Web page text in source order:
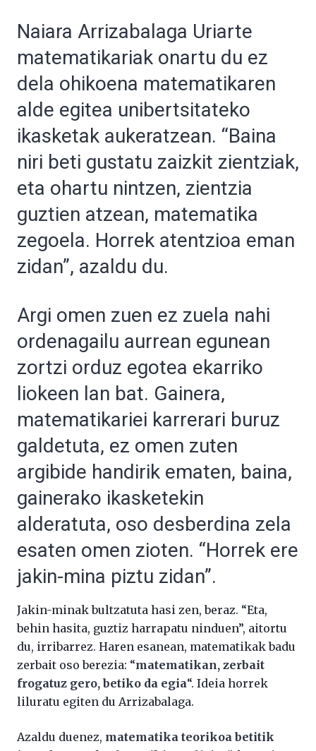
Naiara Arrizabalaga Uriarte
matematikariak onartu du ez
dela ohikoena matematikaren
alde egitea unibertsitateko
ikasketak aukeratzean. “Baina
niri beti gustatu zaizkit zientziak,
eta ohartu nintzen, zientzia
guztien atzean, matematika
zegoela. Horrek atentzioa eman
zidan”, azaldu du.
Argi omen zuen ez zuela nahi
ordenagailu aurrean egunean
zortzi orduz egotea ekarriko
liokeen lan bat. Gainera,
matematikariei karrerari buruz
galdetuta, ez omen zuten
argibide handirik ematen, baina,
gainerako ikasketekin
alderatuta, oso desberdina zela
esaten omen zioten. “Horrek ere
jakin-mina piztu zidan”.
Jakin-minak bultzatuta hasi zen, beraz. “Eta,
behin hasita, guztiz harrapatu ninduen”, aitortu
du, irribarrez. Haren esanean, matematikak badu
zerbait oso berezia: “matematikan, zerbait
frogatuz gero, betiko da egia“. Ideia horrek
liluratu egiten du Arrizabalaga.
Azaldu duenez, matematika teorikoa betitik